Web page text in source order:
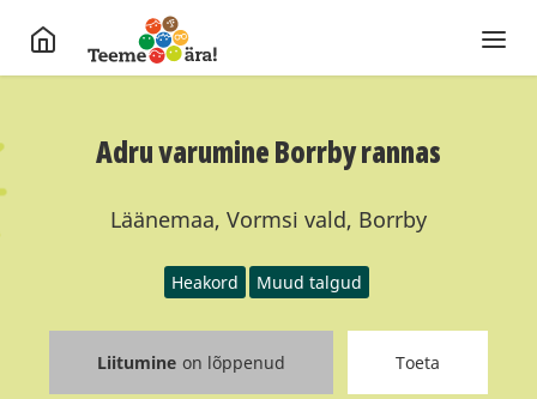
Adru varumine Borrby rannas
Läänemaa, Vormsi vald, Borrby
Heakord Muud talgud
Liitumine on lõppenud Toeta